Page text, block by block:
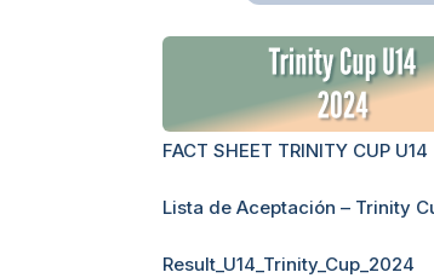
FACT SHEET TRINITY CUP U14
Lista de Aceptación – Trinity
Result_U14_Trinity_Cup_2024